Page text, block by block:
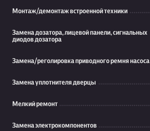
Монтаж/демонтаж встроенной техники
Замена дозатора, лицевой панели, сигнальных
диодов дозатора
Замена/реголировка приводного ремня насоса
Замена уплотнителя дверцы
Мелкий ремонт
Замена электрокомпонентов